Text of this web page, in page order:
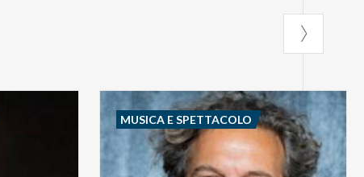
MUSICA E SPETTACOLO